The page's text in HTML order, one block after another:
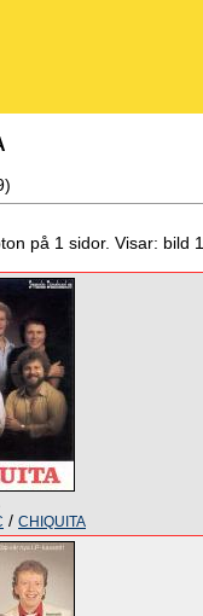
på 1 sidor. Visar: bild
/ CHIQUITA